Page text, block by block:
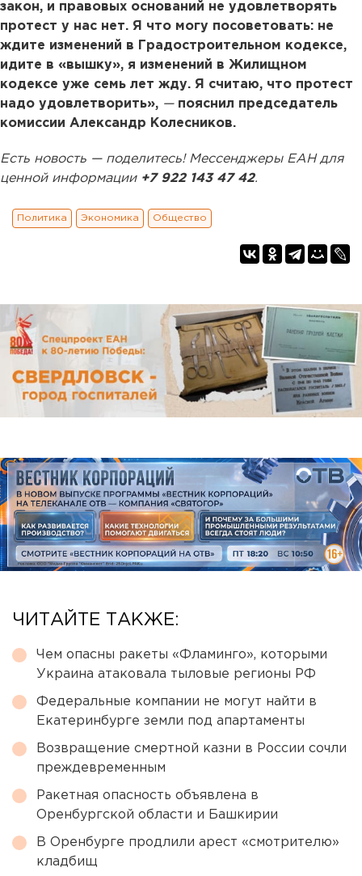
закон, и правовых оснований не удовлетворять
протест у нас нет. Я что могу посоветовать: не
ждите изменений в Градостроительном кодексе,
идите в «вышку», я изменений в Жилищном
кодексе уже семь лет жду. Я считаю, что протест
надо удовлетворить», —пояснил председатель
комиссии Александр Колесников.
Есть новость — поделитесь! Мессенджеры ЕАН для
ценной информации +7 922 143 47 42.
Политика Экономика Общество
ЧИТАЙТЕ ТАКЖЕ:
Чем опасны ракеты «Фламинго», которыми
Украина атаковала тыловые регионы РФ
Федеральные компании не могут найти в
Екатеринбурге земли под апартаменты
Возвращение смертной казни в России сочли
преждевременным
Ракетная опасность объявлена в
Оренбургской области и Башкирии
В Оренбурге продлили арест «смотрителю»
кладбищ